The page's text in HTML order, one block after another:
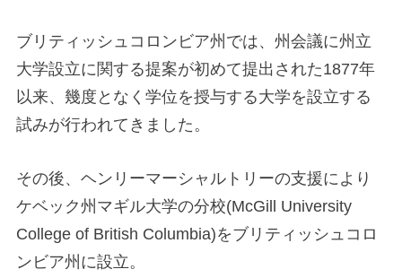
ブリティッシュコロンビア州では、州会議に州立
大学設立に関する提案が初めて提出された1877年
以来、幾度となく学位を授与する大学を設立する
試みが行われてきました。
その後、ヘンリーマーシャルトリーの支援により
ケベック州マギル大学の分校(McGill University
College of British Columbia)をブリティッシュコロ
ンビア州に設立。